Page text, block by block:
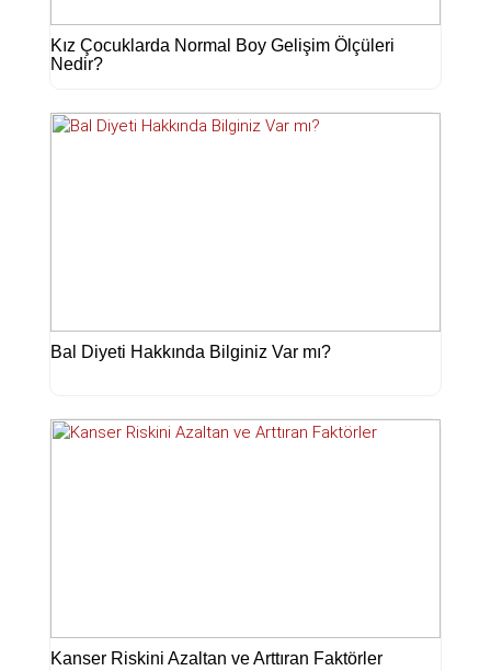
Kız Çocuklarda Normal Boy Gelişim Ölçüleri
Nedir?
Bal Diyeti Hakkında Bilginiz Var mı?
Kanser Riskini Azaltan ve Arttıran Faktörler